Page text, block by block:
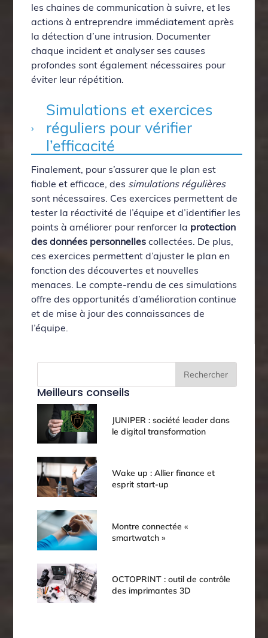
les chaines de communication à suivre, et les
actions à entreprendre immédiatement après
la détection d’une intrusion. Documenter
chaque incident et analyser ses causes
profondes sont également nécessaires pour
éviter leur répétition.
Simulations et exercices
réguliers pour vérifier
l’efficacité
Finalement, pour s’assurer que le plan est
fiable et efficace, des simulations régulières
sont nécessaires. Ces exercices permettent de
tester la réactivité de l’équipe et d’identifier les
points à améliorer pour renforcer la protection
des données personnelles collectées. De plus,
ces exercices permettent d’ajuster le plan en
fonction des découvertes et nouvelles
menaces. Le compte-rendu de ces simulations
offre des opportunités d’amélioration continue
et de mise à jour des connaissances de
l’équipe.
Rechercher
Meilleurs conseils
JUNIPER : société leader dans
le digital transformation
Wake up : Allier finance et
esprit start-up
Montre connectée «
smartwatch »
OCTOPRINT : outil de contrôle
des imprimantes 3D